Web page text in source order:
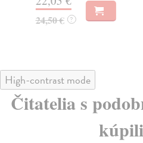
24,50 € ?
High-contrast mode
Čitatelia s